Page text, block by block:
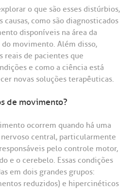
sempre a qualidade do
você, cliente da BP, tirar
ou fazer elogios
e aos nossos serviços.
feira das 7h às 18h
Neurologia e
o que são esses distúrbios,
causas, como são diagnosticados
disponíveis na área da
movimento. Além disso,
reais de pacientes que
e como a ciência está
novas soluções terapêuticas.
de movimento?
ocorrem quando há uma
central, particularmente
pelo controle motor,
e o cerebelo. Essas condições
em dois grandes grupos:
reduzidos) e hipercinéticos